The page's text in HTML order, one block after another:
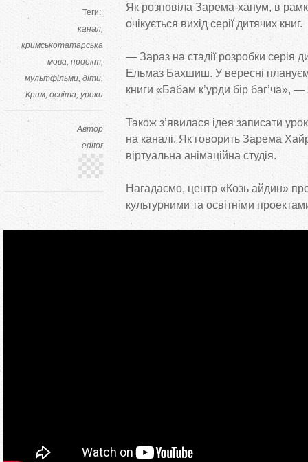
Теги:
канал
кримськотатарська
мова проект
мультфільми діти
Крим освіта уроки
Автор
editor
Як розповіла Зарема-ханум, в
очікується вихід серії дитячих книг.
— Зараз на стадії розробки серія
Ельмаз Бахшиш. У вересні
книги «Бабам к’урди бір баг’ча», —
Також з’явилася ідея записати
на каналі. Як говорить Зарема
віртуальна анімаційна студія.
Нагадаємо, центр «Козь айдин»
культурними та освітніми